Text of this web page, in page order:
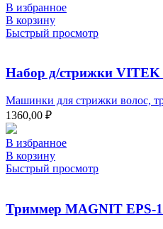
В избранное
В корзину
Быстрый просмотр
Набор д/стрижки VITEK
Машинки для стрижки волос,
1360,00 ₽
В избранное
В корзину
Быстрый просмотр
Триммер MAGNIT EPS-